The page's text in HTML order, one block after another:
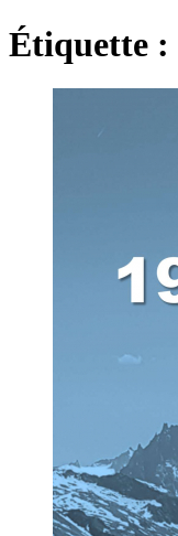
Étiquette :